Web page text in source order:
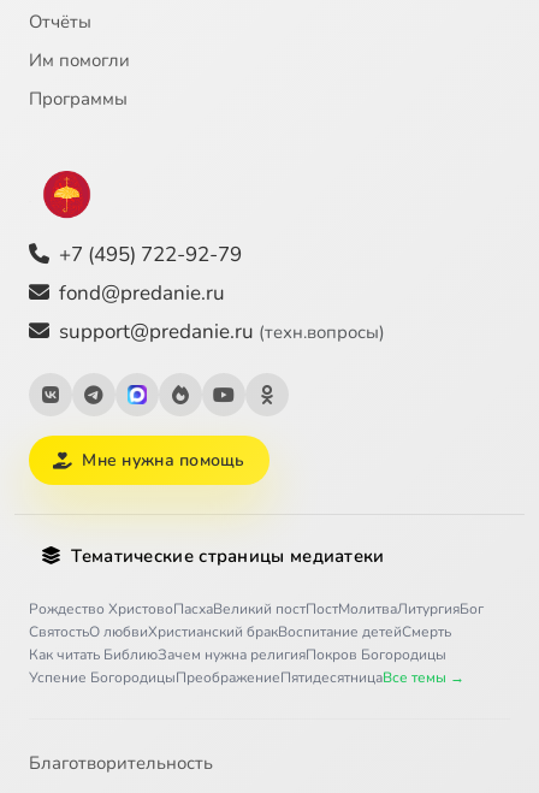
Отчёты
Им помогли
Программы
+7 (495) 722-92-79
fond@predanie.ru
support@predanie.ru (техн.вопросы)
Мне нужна помощь
Тематические страницы медиатеки
Рождество ХристовоПасхаВеликий постПостМолитваЛитургияБог
СвятостьО любвиХристианский бракВоспитание детейСмерть
Как читать БиблиюЗачем нужна религияПокров Богородицы
Успение БогородицыПреображениеПятидесятницаВсе темы →
Благотворительность